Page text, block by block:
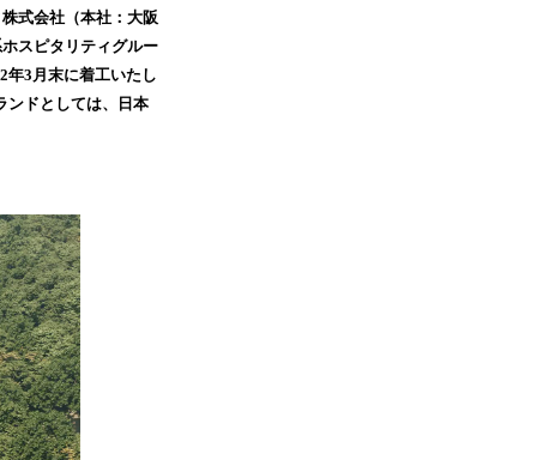
式会社（本社：大阪
スピタリティグルー
年3月末に着工いたし
ンドとしては、日本